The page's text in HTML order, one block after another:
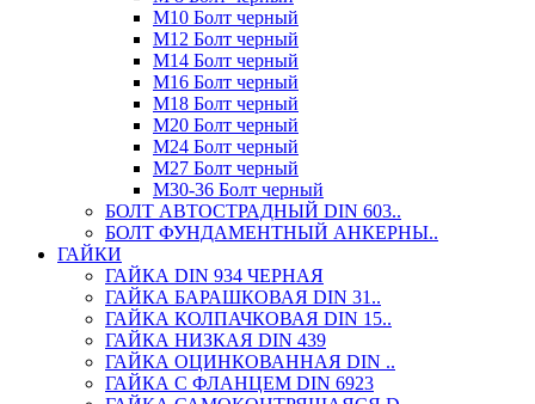
М10 Болт черный
М12 Болт черный
М14 Болт черный
М16 Болт черный
М18 Болт черный
М20 Болт черный
М24 Болт черный
М27 Болт черный
М30-36 Болт черный
БОЛТ АВТОСТРАДНЫЙ DIN 603..
БОЛТ ФУНДАМЕНТНЫЙ АНКЕРНЫ..
ГАЙКИ
ГАЙКА DIN 934 ЧЕРНАЯ
ГАЙКА БАРАШКОВАЯ DIN 31..
ГАЙКА КОЛПАЧКОВАЯ DIN 15..
ГАЙКА НИЗКАЯ DIN 439
ГАЙКА ОЦИНКОВАННАЯ DIN ..
ГАЙКА С ФЛАНЦЕМ DIN 6923